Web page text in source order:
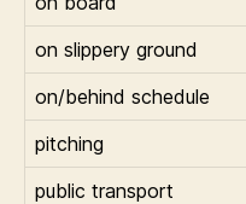
on slippery ground
on/behind schedule
pitching
public transport